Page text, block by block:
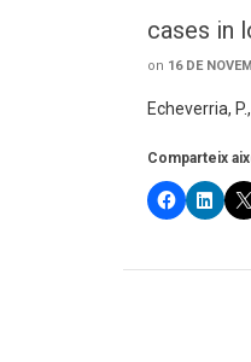
cases in
on 16 DE
Echeverria,
Comparteix